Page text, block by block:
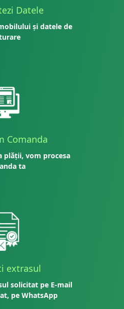
Datele
și datele de
Comanda
plății, vom procesa
ta
extrasul
solicitat pe E-mail
pe WhatsApp